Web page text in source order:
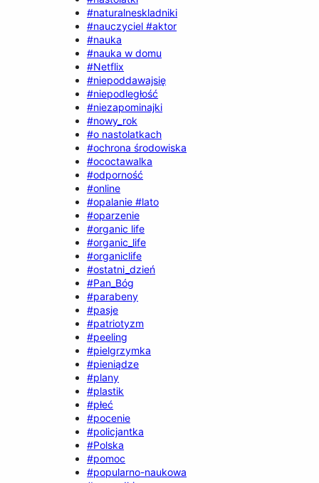
#naturalneskladniki
#nauczyciel #aktor
#nauka
#nauka w domu
#Netflix
#niepoddawajsię
#niepodległość
#niezapominajki
#nowy_rok
#o nastolatkach
#ochrona środowiska
#ococtawalka
#odporność
#online
#opalanie #lato
#oparzenie
#organic life
#organic_life
#organiclife
#ostatni_dzień
#Pan_Bóg
#parabeny
#pasje
#patriotyzm
#peeling
#pielgrzymka
#pieniądze
#plany
#plastik
#płeć
#pocenie
#policjantka
#Polska
#pomoc
#popularno-naukowa